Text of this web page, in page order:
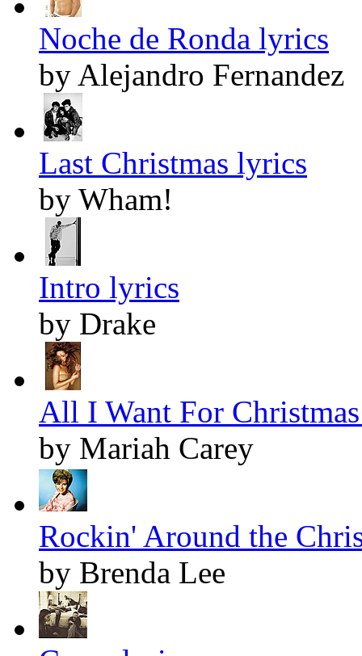
Noche de Ronda lyrics
by Alejandro Fernandez
Last Christmas lyrics
by Wham!
Intro lyrics
by Drake
All I Want For
by Mariah Carey
Rockin' Around the
by Brenda Lee